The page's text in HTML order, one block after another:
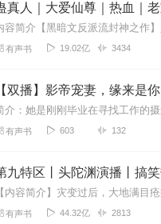
有声书 19.02亿 3434
【双播】影帝宠妻，缘来是你
有声书 603 132
有声书 44.32亿 2813